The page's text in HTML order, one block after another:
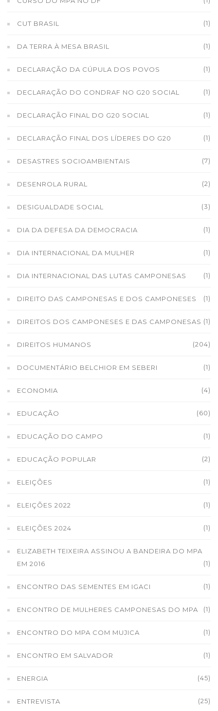
CUT BRASIL (1)
DA TERRA À MESA BRASIL (1)
DECLARAÇÃO DA CÚPULA DOS POVOS (1)
DECLARAÇÃO DO CONDRAF NO G20 SOCIAL (1)
DECLARAÇÃO FINAL DO G20 SOCIAL (1)
DECLARAÇÃO FINAL DOS LÍDERES DO G20 (1)
DESASTRES SOCIOAMBIENTAIS (7)
DESENROLA RURAL (2)
DESIGUALDADE SOCIAL (3)
DIA DA DEFESA DA DEMOCRACIA (1)
DIA INTERNACIONAL DA MULHER (1)
DIA INTERNACIONAL DAS LUTAS CAMPONESAS (1)
DIREITO DAS CAMPONESAS E DOS CAMPONESES (1)
DIREITOS DOS CAMPONESES E DAS CAMPONESAS (1)
DIREITOS HUMANOS (204)
DOCUMENTÁRIO BELCHIOR EM SEBERI (1)
ECONOMIA (4)
EDUCAÇÃO (60)
EDUCAÇÃO DO CAMPO (1)
EDUCAÇÃO POPULAR (2)
ELEIÇÕES (1)
ELEIÇÕES 2022 (1)
ELEIÇÕES 2024 (1)
ELIZABETH TEIXEIRA ASSINOU A BANDEIRA DO MPA
EM 2016
(1)
ENCONTRO DAS SEMENTES EM IGACI (1)
ENCONTRO DE MULHERES CAMPONESAS DO MPA (1)
ENCONTRO DO MPA COM MUJICA (1)
ENCONTRO EM SALVADOR (1)
ENERGIA (45)
ENTREVISTA (25)